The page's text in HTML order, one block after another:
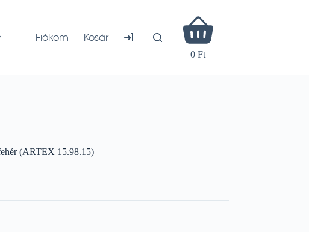
Fiókom Kosár ➜]
Shopping
cart
0 Ft
(ARTEX 15.98.15)